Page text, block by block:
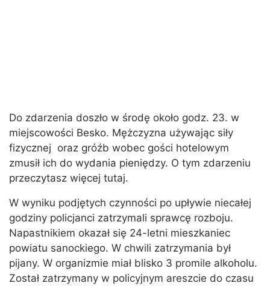
Do zdarzenia doszło w środę około godz. 23. w
miejscowości Besko. Mężczyzna używając siły
fizycznej oraz gróźb wobec gości hotelowym
zmusił ich do wydania pieniędzy. O tym zdarzeniu
przeczytasz więcej tutaj.
W wyniku podjętych czynności po upływie niecałej
godziny policjanci zatrzymali sprawcę rozboju.
Napastnikiem okazał się 24-letni mieszkaniec
powiatu sanockiego. W chwili zatrzymania był
pijany. W organizmie miał blisko 3 promile alkoholu.
Został zatrzymany w policyjnym areszcie do czasu